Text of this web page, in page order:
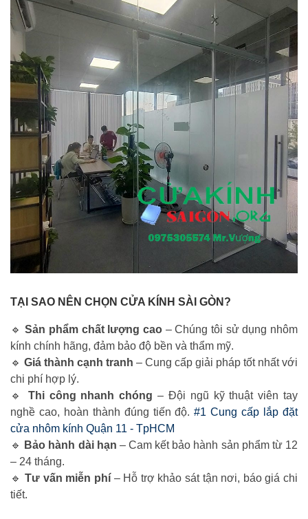
TẠI SAO NÊN CHỌN CỬA KÍNH SÀI GÒN?
🔹Sản phẩm chất lượng cao – Chúng tôi sử dụng nhôm
kính chính hãng, đảm bảo độ bền và thẩm mỹ.
🔹 Giá thành cạnh tranh – Cung cấp giải pháp tốt nhất với
chi phí hợp lý.
🔹 Thi công nhanh chóng – Đội ngũ kỹ thuật viên tay
nghề cao, hoàn thành đúng tiến độ.#1 Cung cấp lắp đặt
cửa nhôm kính Quận 11 - TpHCM
🔹
Bảo hành dài hạn – Cam kết bảo hành sản phẩm từ 12
– 24 tháng.
🔹Tư vấn miễn phí – Hỗ trợ khảo sát tận nơi, báo giá chi
tiết.